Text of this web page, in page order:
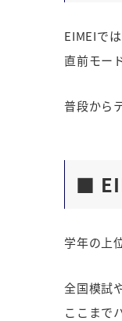
EIMEIで
直前モー
普段から
■
学年の上
全国模試
ここまで